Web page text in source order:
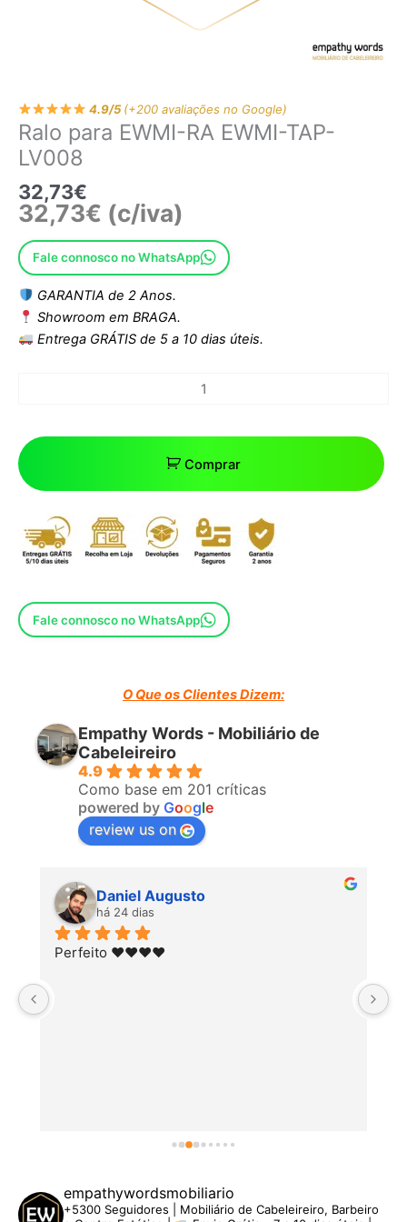
4.9/5(+200 avaliações no Google)
Ralo para EWMI-RA EWMI-TAP-
LV008
32,73€
32,73€ (c/iva)
Fale connosco no WhatsApp
GARANTIA de 2 Anos.
Showroom em BRAGA.
Entrega GRÁTIS de 5 a 10 dias úteis.
Comprar
Fale connosco no WhatsApp
O Que os Clientes Dizem:
Empathy Words - Mobiliário de
Cabeleireiro
4.9
Como base em 201 críticas
powered by Google
review us on
Daniel Augusto
há 24 dias
Perfeito ♥️♥️♥️♥️
empathywordsmobiliario
+5300 Seguidores | Mobiliário de Cabeleireiro, Barbeiro